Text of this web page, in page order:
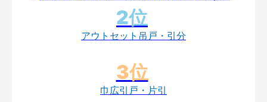
アウトセット吊戸・引分
巾広引戸・片引